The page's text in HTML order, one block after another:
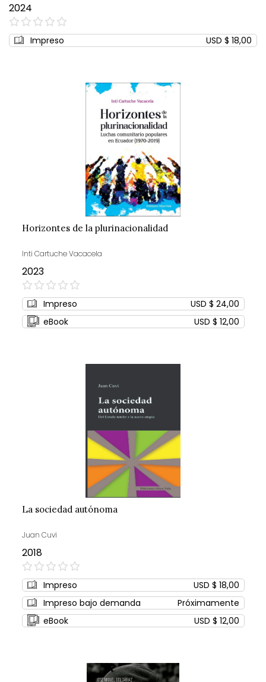
2024
0%
Impreso USD $ 18,00
Horizontes de la plurinacionalidad
Inti Cartuche Vacacela
2023
0%
Impreso
USD $ 24,00
eBook
USD $ 12,00
La sociedad autónoma
Juan Cuvi
2018
0%
Impreso
USD $ 18,00
Impreso bajo demanda
Próximamente
eBook
USD $ 12,00